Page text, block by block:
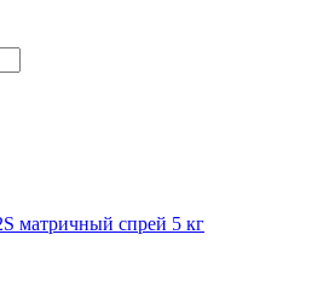
матричный спрей 5 кг